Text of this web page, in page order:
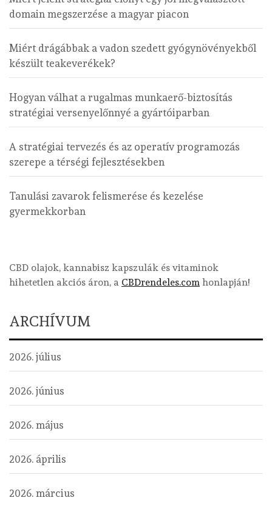
domain megszerzése a magyar piacon
Miért drágábbak a vadon szedett gyógynövényekből
készült teakeverékek?
Hogyan válhat a rugalmas munkaerő-biztosítás
stratégiai versenyelőnnyé a gyártóiparban
A stratégiai tervezés és az operatív programozás
szerepe a térségi fejlesztésekben
Tanulási zavarok felismerése és kezelése
gyermekkorban
CBD olajok, kannabisz kapszulák és vitaminok
hihetetlen akciós áron, a CBDrendeles.com honlapján!
ARCHÍVUM
2026. július
2026. június
2026. május
2026. április
2026. március